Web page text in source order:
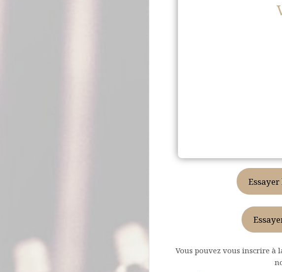
Vous pouvez vous inscrire à